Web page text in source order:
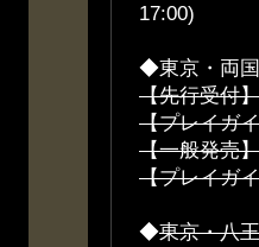
17:00)
◆東京・両
【先行受付
【プレイガ
【一般発売
【プレイガ
◆東京・八